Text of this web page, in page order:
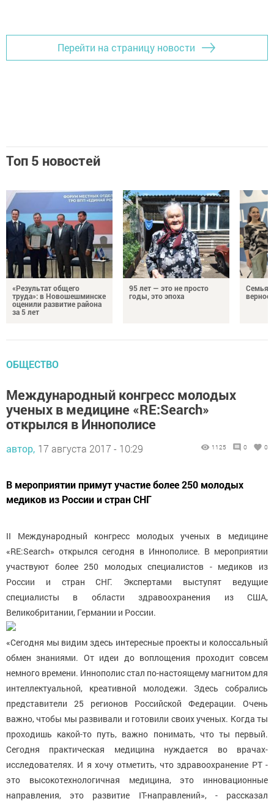
Перейти на страницу новости
Топ 5 новостей
«Результат общего
труда»: в Новошешминске
оценили развитие района
за 5 лет
95 лет — это не просто
годы, это эпоха
Семья
ОБЩЕСТВО
Международный конгресс молодых
ученых в медицине «RE:Search»
открылся в Иннополисе
автор, 17 августа 2017 - 10:29 1125 0 0
В мероприятии примут участие более 250 молодых
медиков из России и стран СНГ
II Международный конгресс молодых ученых в медицине
«RE:Search» открылся сегодня в Иннополисе. В мероприятии
участвуют более 250 молодых специалистов - медиков из
России и стран СНГ. Экспертами выступят ведущие
специалисты в области здравоохранения из США,
Великобритании, Германии и России.
«Сегодня мы видим здесь интересные проекты и колоссальный
обмен знаниями. От идеи до воплощения проходит совсем
немного времени. Иннополис стал по-настоящему магнитом для
интеллектуальной, креативной молодежи. Здесь собрались
представители 25 регионов Российской Федерации. Очень
важно, чтобы мы развивали и готовили своих ученых. Когда ты
проходишь какой-то путь, важно понимать, что ты первый.
Сегодня практическая медицина нуждается во врачах-
исследователях. И я хочу отметить, что здравоохранение РТ -
это высокотехнологичная медицина, это инновационные
направления, это развитие IT-направлений», - рассказал